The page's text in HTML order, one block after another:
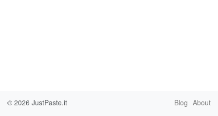
© 2026 JustPaste.it Blog About